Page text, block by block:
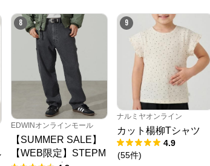
8
EDWINオンラインモール
【SUMMER SALE】
【WEB限定】STEPM
9
ナルミヤオンライン
カット楊柳Tシャツ
4.9
(55件)